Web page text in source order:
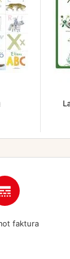
faktura